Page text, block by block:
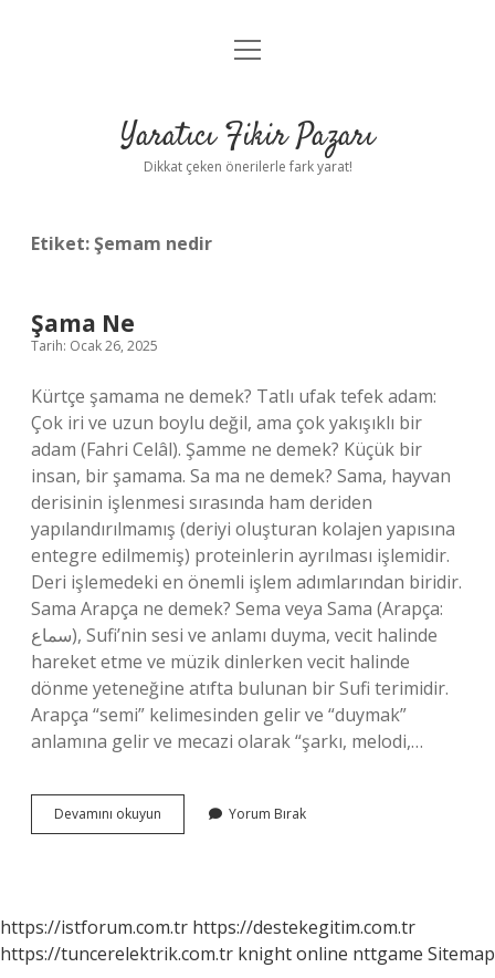
Anasayfa
Yasal Uyarı
menüyü
Yaratıcı Fikir Pazarı
Dikkat çeken önerilerle fark yarat!
Etiket:Şemam nedir
Şama Ne
Tarih: Ocak 26, 2025
Kürtçe şamama ne demek? Tatlı ufak tefek adam:
Çok iri ve uzun boylu değil, ama çok yakışıklı bir
adam (Fahri Celâl). Şamme ne demek? Küçük bir
insan, bir şamama. Sa ma ne demek? Sama, hayvan
derisinin işlenmesi sırasında ham deriden
yapılandırılmamış (deriyi oluşturan kolajen yapısına
entegre edilmemiş) proteinlerin ayrılması işlemidir.
Deri işlemedeki en önemli işlem adımlarından biridir.
Sama Arapça ne demek? Sema veya Sama (Arapça:
سماع), Sufi’nin sesi ve anlamı duyma, vecit halinde
hareket etme ve müzik dinlerken vecit halinde
dönme yeteneğine atıfta bulunan bir Sufi terimidir.
Arapça “semi” kelimesinden gelir ve “duymak”
anlamına gelir ve mecazi olarak “şarkı, melodi,…
Devamını okuyun
Ne
Yorum Bırak
https://istforum.com.tr https://destekegitim.com.tr
https://tuncerelektrik.com.tr knight online nttgame Sitemap